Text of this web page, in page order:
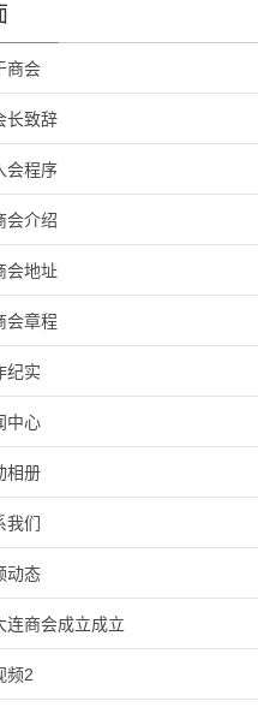
商会
长致辞
会程序
会介绍
会地址
会章程
纪实
中心
相册
我们
动态
连商会成立成立
频2